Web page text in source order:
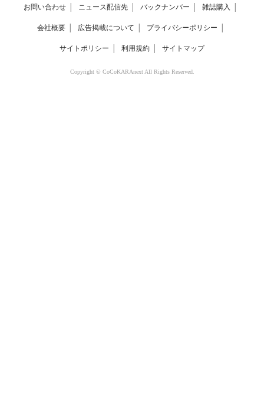
お問い合わせ ニュース配信先 バックナンバー 雑誌購入
会社概要 広告掲載について プライバシーポリシー
サイトポリシー 利用規約 サイトマップ
Copyright © CoCoKARAnext All Rights Reserved.